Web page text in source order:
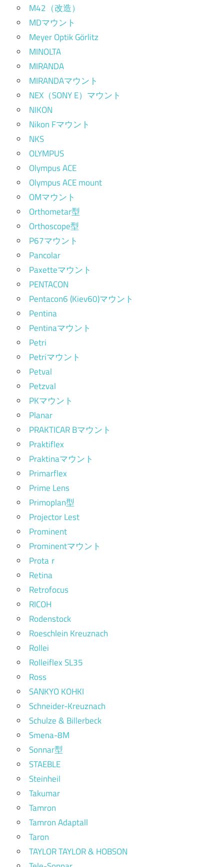
M42（改造）
MDマウント
Meyer Optik Görlitz
MINOLTA
MIRANDA
MIRANDAマウント
NEX（SONY E）マウント
NIKON
Nikon Fマウント
NKS
OLYMPUS
Olympus ACE
Olympus ACE mount
OMマウント
Orthometar型
Orthoscope型
P67マウント
Pancolar
Paxetteマウント
PENTACON
Pentacon6 (Kiev60)マウント
Pentina
Pentinaマウント
Petri
Petriマウント
Petval
Petzval
PKマウント
Planar
PRAKTICAR Bマウント
Praktiflex
Praktinaマウント
Primarflex
Prime Lens
Primoplan型
Projector Lest
Prominent
Prominentマウント
Protaｒ
Retina
Retrofocus
RICOH
Rodenstock
Roeschlein Kreuznach
Rollei
Rolleiflex SL35
Ross
SANKYO KOHKI
Schneider-Kreuznach
Schulze & Billerbeck
Smena-8M
Sonnar型
STAEBLE
Steinheil
Takumar
Tamron
Tamron Adaptall
Taron
TAYLOR TAYLOR & HOBSON